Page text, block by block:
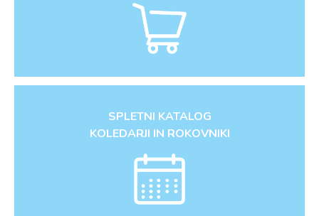
SPLETNI KATALOG
KOLEDARJI IN ROKOVNIKI